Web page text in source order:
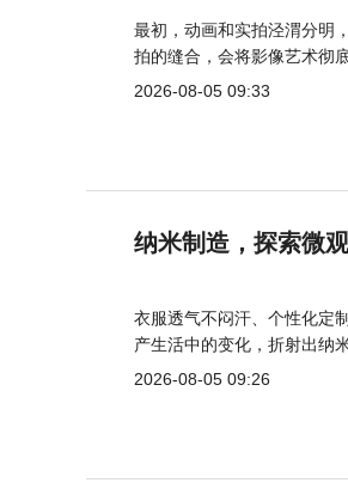
最初，动画和实拍泾渭分明
拍的缝合，会将影像艺术彻
2026-08-05 09:33
纳米制造，探索微
衣服透气不闷汗、个性化定
产生活中的变化，折射出纳
2026-08-05 09:26